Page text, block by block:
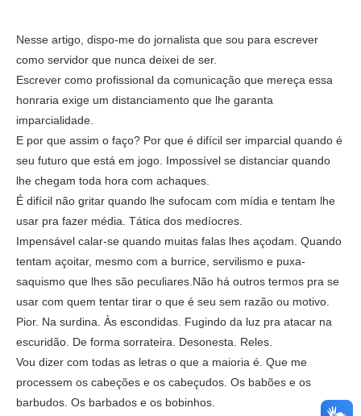
Nesse artigo, dispo-me do jornalista que sou para escrever
como servidor que nunca deixei de ser.
Escrever como profissional da comunicação que mereça essa
honraria exige um distanciamento que lhe garanta
imparcialidade.
E por que assim o faço? Por que é difícil ser imparcial quando é
seu futuro que está em jogo. Impossível se distanciar quando
lhe chegam toda hora com achaques.
É difícil não gritar quando lhe sufocam com mídia e tentam lhe
usar pra fazer média. Tática dos medíocres.
Impensável calar-se quando muitas falas lhes açodam. Quando
tentam açoitar, mesmo com a burrice, servilismo e puxa-
saquismo que lhes são peculiares.Não há outros termos pra se
usar com quem tentar tirar o que é seu sem razão ou motivo.
Pior. Na surdina. Às escondidas. Fugindo da luz pra atacar na
escuridão. De forma sorrateira. Desonesta. Reles.
Vou dizer com todas as letras o que a maioria é. Que me
processem os cabeções e os cabeçudos. Os babões e os
barbudos. Os barbados e os bobinhos.